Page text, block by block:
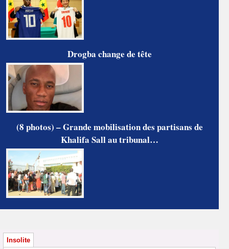
Drogba change de tête
(8 photos) – Grande mobilisation des partisans de
Khalifa Sall au tribunal…
Insolite